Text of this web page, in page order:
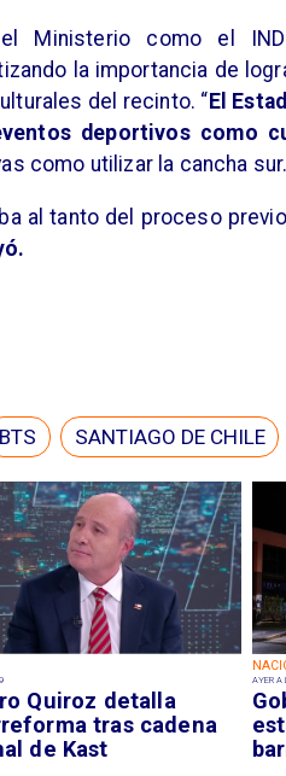
Quiroz detalla
tras cadena
de Kast
AYER A
Ministerio como el
la importancia de
del recinto. “ El
deportivos como
como utilizar la cancha sur.
al tanto del proceso
BTS SANTIAGO DE CHILE